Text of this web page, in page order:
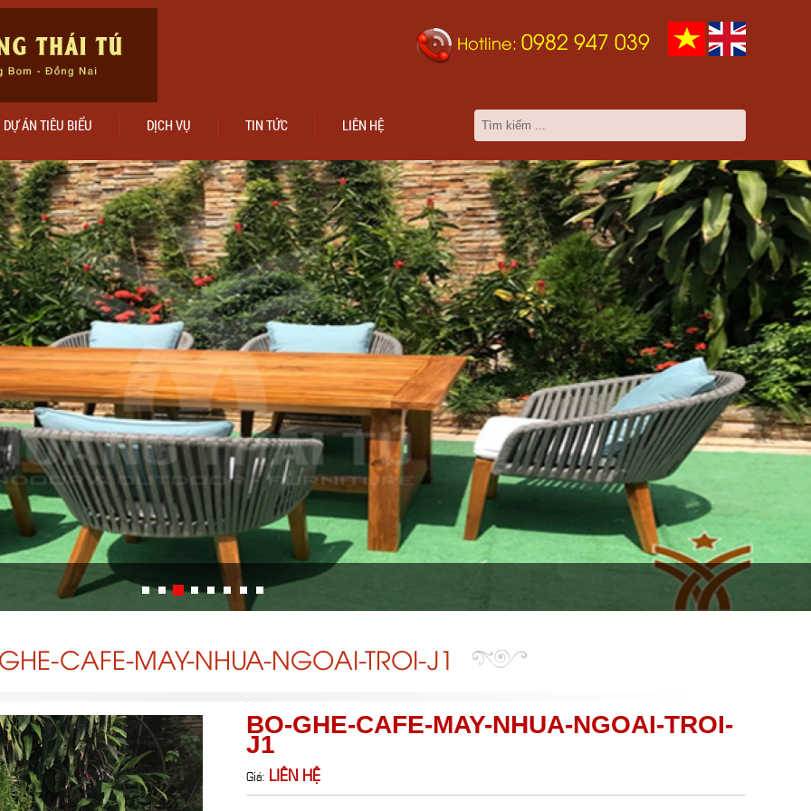
Hotline: 0982 947 039
DỰ ÁN TIÊU BIỂU DỊCH VỤ TIN TỨC LIÊN HỆ
CAFE-MAY-NHUA-NGOAI-TROI-J1
BO-GHE-CAFE-MAY-NHUA-NGOAI-TROI-
J1
Giá: LIÊN HỆ